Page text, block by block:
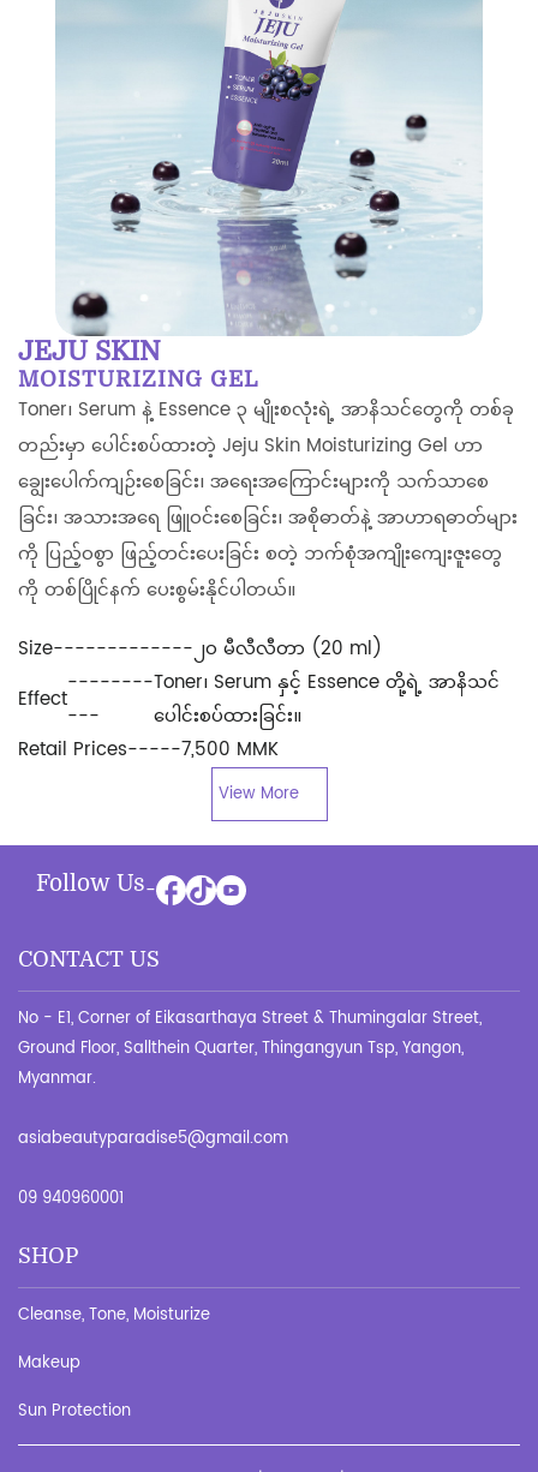
JEJU SKIN
MOISTURIZING GEL
Toner၊ Serum နဲ့ Essence ၃ မျိုးစလုံးရဲ့ အာနိသင်တွေကို တစ်ခု
တည်းမှာ ပေါင်းစပ်ထားတဲ့ Jeju Skin Moisturizing Gel ဟာ
ချွေးပေါက်ကျဉ်းစေခြင်း၊ အရေးအကြောင်းများကို သက်သာစေ
ခြင်း၊ အသားအရေ ဖြူဝင်းစေခြင်း၊ အစိုဓာတ်နဲ့ အာဟာရဓာတ်များ
ကို ပြည့်ဝစွာ ဖြည့်တင်းပေးခြင်း စတဲ့ ဘက်စုံအကျိုးကျေးဇူးတွေ
ကို တစ်ပြိုင်နက် ပေးစွမ်းနိုင်ပါတယ်။
Size------------- ၂၀ မီလီလီတာ (20 ml)
Effect
--------
---
Toner၊ Serum နှင့် Essence တို့ရဲ့ အာနိသင်
ပေါင်းစပ်ထားခြင်း။
Retail Prices-----7,500 MMK
View More
Follow Us-
CONTACT US
No - E1, Corner of Eikasarthaya Street & Thumingalar Street,
Ground Floor, Sallthein Quarter, Thingangyun Tsp, Yangon,
Myanmar.
asiabeautyparadise5@gmail.com
09 940960001
SHOP
Cleanse, Tone, Moisturize
Makeup
Sun Protection